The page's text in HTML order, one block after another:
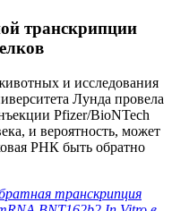
транскрипции
и исследования
Лунда провела
Pfizer/BioNTech
и вероятность, может
РНК быть обратно
транскрипция